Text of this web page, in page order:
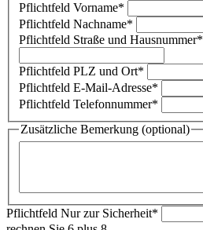
Pflichtfeld Vorname*
Pflichtfeld Nachname*
Pflichtfeld Straße und Hausnummer*
Pflichtfeld PLZ und Ort*
Pflichtfeld E-Mail-Adresse*
Pflichtfeld Telefonnummer*
Zusätzliche Bemerkung (optional)
Pflichtfeld Nur zur Sicherheit*